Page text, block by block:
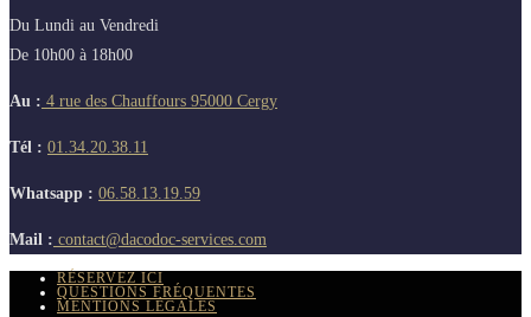
Du Lundi au Vendredi
De 10h00 à 18h00
Au : 4 rue des Chauffours 95000 Cergy
Tél : 01.34.20.38.11
Whatsapp : 06.58.13.19.59
Mail : contact@dacodoc-services.com
RÉSERVEZ ICI
QUESTIONS FRÉQUENTES
MENTIONS LÉGALES